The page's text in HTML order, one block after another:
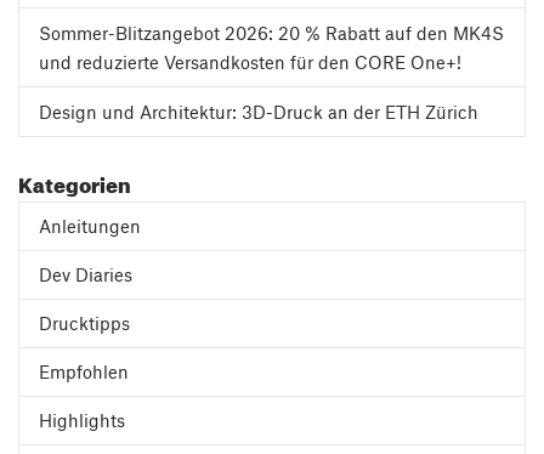
Sommer-Blitzangebot 2026: 20 % Rabatt auf den MK4S
und reduzierte Versandkosten für den CORE One+!
Design und Architektur: 3D-Druck an der ETH Zürich
Kategorien
Anleitungen
Dev Diaries
Drucktipps
Empfohlen
Highlights